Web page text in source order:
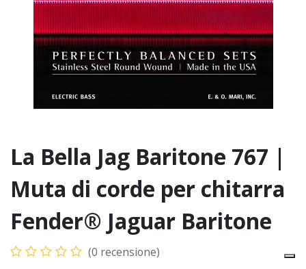
La Bella Jag Baritone 767 |
Muta di corde per chitarra
Fender® Jaguar Baritone
(0 recensione)